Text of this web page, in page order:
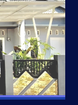
hanya 100